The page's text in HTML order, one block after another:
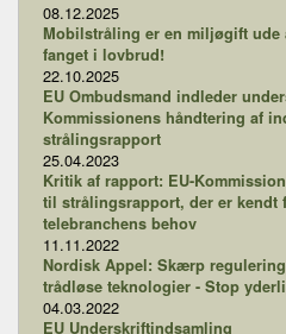
08.12.2025
Mobilstråling er en miljøgift ude
fanget i lovbrud!
22.10.2025
EU Ombudsmand indleder
Kommissionens håndtering af
strålingsrapport
25.04.2023
Kritik af rapport: EU-
til strålingsrapport, der er kendt
telebranchens behov
11.11.2022
Nordisk Appel: Skærp
trådløse teknologier - Stop
04.03.2022
EU Underskriftindsamling